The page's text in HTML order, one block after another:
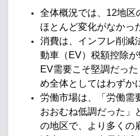
全体概況では、12地区
ほとんど変化がなかっ
消費は、インフレ削減
動車（EV）税額控除が
EV需要こそ堅調だっ
め全体としてはわずか
労働市場は、「労働需
おおむね低調だった」
の地区で、より多くの